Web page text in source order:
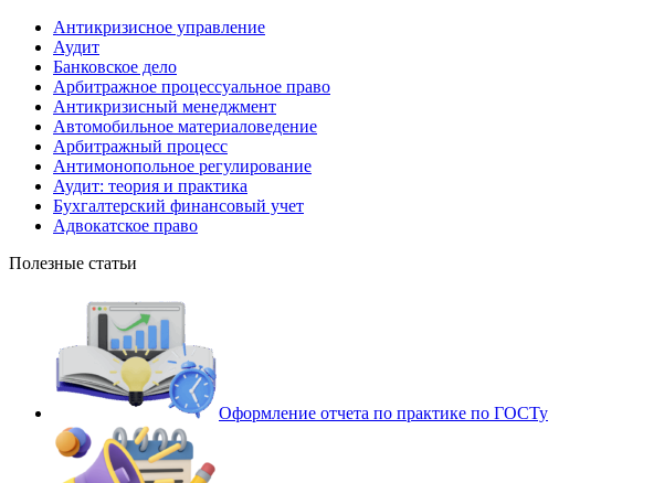
Антикризисное управление
Аудит
Банковское дело
Арбитражное процессуальное право
Антикризисный менеджмент
Автомобильное материаловедение
Арбитражный процесс
Антимонопольное регулирование
Аудит: теория и практика
Бухгалтерский финансовый учет
Адвокатское право
Полезные статьи
Оформление отчета по практике по ГОСТу